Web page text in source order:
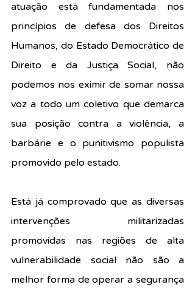
atuação está fundamentada nos
princípios de defesa dos Direitos
Humanos, do Estado Democrático de
Direito e da Justiça Social, não
podemos nos eximir de somar nossa
voz a todo um coletivo que demarca
sua posição contra a violência, a
barbárie e o punitivismo populista
promovido pelo estado.
Está já comprovado que as diversas
intervenções militarizadas
promovidas nas regiões de alta
vulnerabilidade social não são a
melhor forma de operar a segurança